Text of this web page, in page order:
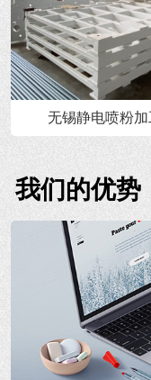
无锡静电喷粉加
我们的优势